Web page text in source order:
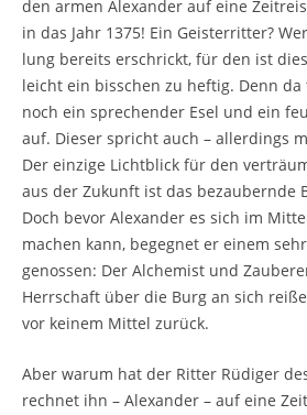
den armen Alex­an­der auf eine
in das Jahr 1375! Ein Geis­ter­rit­ter?
lung bereits erschrickt, für den ist
leicht ein biss­chen zu hef­tig. Denn
noch ein spre­chen­der Esel und ein
auf. Die­ser spricht auch – aller­dings
Der ein­zi­ge Licht­blick für den
aus der Zukunft ist das bezau­bern­de
Doch bevor Alex­an­der es sich im
machen kann, begeg­net er einem
ge­nos­sen: Der Alche­mist und
Herr­schaft über die Burg an sich
vor kei­nem Mit­tel zurück.
Aber war­um hat der Rit­ter Rüdi­ger
rech­net ihn – Alex­an­der – auf eine